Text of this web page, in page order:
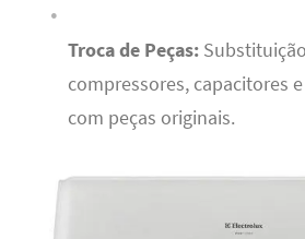
Troca de Peças:
compressores, capacitores
com peças originais.